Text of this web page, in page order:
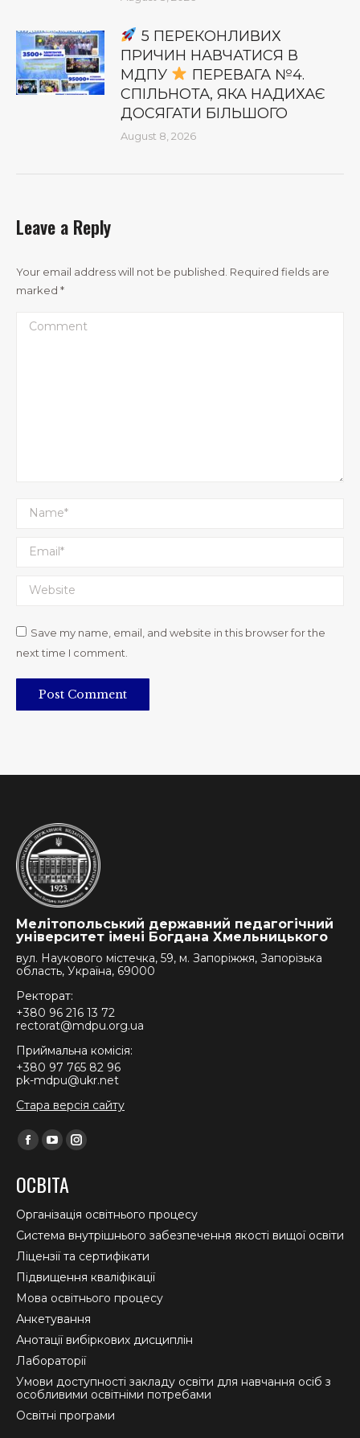
5 ПЕРЕКОНЛИВИХ
ПРИЧИН НАВЧАТИСЯ В
МДПУ
ПЕРЕВАГА №4.
СПІЛЬНОТА, ЯКА НАДИХАЄ
ДОСЯГАТИ БІЛЬШОГО
August 8, 2026
Leave a Reply
Your email address will not be published. Required fields are
marked *
Comment
Name *
Email *
Website
Save my name, email, and website in this browser for the
next time I comment.
Post Comment
Мелітопольський державний педагогічний
університет імені Богдана Хмельницького
вул. Наукового містечка, 59, м. Запоріжжя, Запорізька
область, Україна, 69000
Ректорат:
+380 96 216 13 72
rectorat@mdpu.org.ua
Приймальна комісія:
+380 97 765 82 96
pk-mdpu@ukr.net
Стара версія сайту
Find us on:
Facebook
opens
in
new
window
YouTube
opens
in
new
window
Instagram
in
new
window
ОСВІТА
Організація освітнього процесу
Система внутрішнього забезпечення якості вищої освіти
Ліцензії та сертифікати
Підвищення кваліфікації
Мова освітнього процесу
Анкетування
Анотації вибіркових дисциплін
Лабораторії
Умови доступності закладу освіти для навчання осіб з
особливими освітніми потребами
Освітні програми